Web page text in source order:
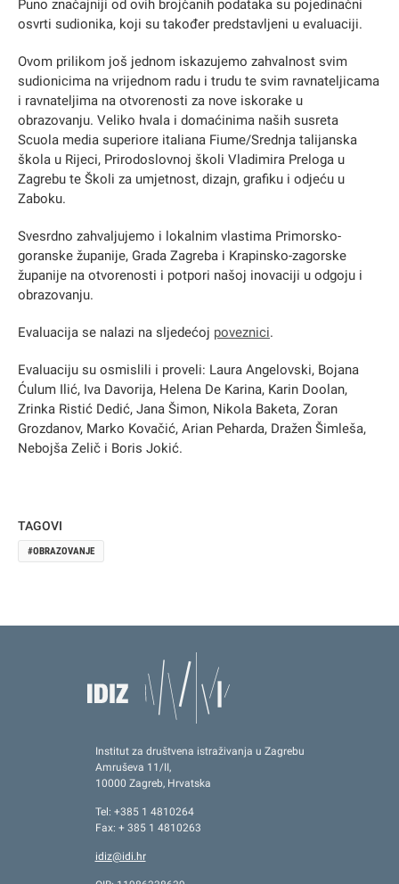
Puno značajniji od ovih brojčanih podataka su pojedinačni
osvrti sudionika, koji su također predstavljeni u evaluaciji.
Ovom prilikom još jednom iskazujemo zahvalnost svim
sudionicima na vrijednom radu i trudu te svim ravnateljicama
i ravnateljima na otvorenosti za nove iskorake u
obrazovanju. Veliko hvala i domaćinima naših susreta
Scuola media superiore italiana Fiume/Srednja talijanska
škola u Rijeci, Prirodoslovnoj školi Vladimira Preloga u
Zagrebu te Školi za umjetnost, dizajn, grafiku i odjeću u
Zaboku.
Svesrdno zahvaljujemo i lokalnim vlastima Primorsko-
goranske županije, Grada Zagreba i Krapinsko-zagorske
županije na otvorenosti i potpori našoj inovaciji u odgoju i
obrazovanju.
Evaluacija se nalazi na sljedećoj poveznici.
Evaluaciju su osmislili i proveli: Laura Angelovski, Bojana
Ćulum Ilić, Iva Davorija, Helena De Karina, Karin Doolan,
Zrinka Ristić Dedić, Jana Šimon, Nikola Baketa, Zoran
Grozdanov, Marko Kovačić, Arian Peharda, Dražen Šimleša,
Nebojša Zelič i Boris Jokić.
TAGOVI
OBRAZOVANJE
Institut za društvena istraživanja u Zagrebu
Amruševa 11/II,
10000 Zagreb, Hrvatska
Tel: +385 1 4810264
Fax: + 385 1 4810263
idiz@idi.hr